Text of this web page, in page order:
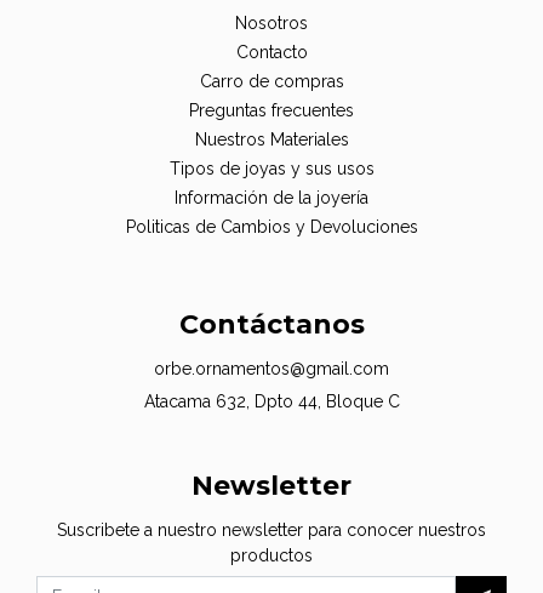
Nosotros
Contacto
Carro de compras
Preguntas frecuentes
Nuestros Materiales
Tipos de joyas y sus usos
Información de la joyería
Politicas de Cambios y Devoluciones
Contáctanos
orbe.ornamentos@gmail.com
Atacama 632, Dpto 44, Bloque C
Newsletter
Suscribete a nuestro newsletter para conocer nuestros
productos